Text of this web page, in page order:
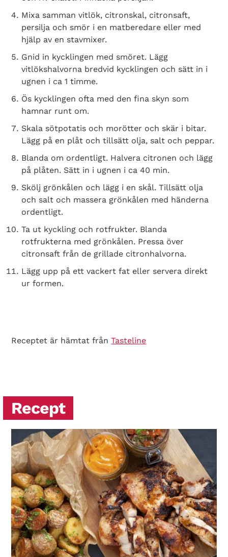
Search Diabetes Wellness Sverige
Mixa samman vitlök, citronskal, citronsaft,
persilja och smör i en matberedare eller med
hjälp av en stavmixer.
Gnid in kycklingen med smöret. Lägg
vitlökshalvorna bredvid kycklingen och sätt in i
ugnen i ca 1 timme.
Ös kycklingen ofta med den fina skyn som
hamnar runt om.
Skala sötpotatis och morötter och skär i bitar.
Lägg på en plåt och tillsätt olja, salt och peppar.
Blanda om ordentligt. Halvera citronen och lägg
på plåten. Sätt in i ugnen i ca 40 min.
Skölj grönkålen och lägg i en skål. Tillsätt olja
och salt och massera grönkålen med händerna
ordentligt.
Ta ut kyckling och rotfrukter. Blanda
rotfrukterna med grönkålen. Pressa över
citronsaft från de grillade citronhalvorna.
Lägg upp på ett vackert fat eller servera direkt
ur formen.
Receptet är hämtat frånTasteline
Recept